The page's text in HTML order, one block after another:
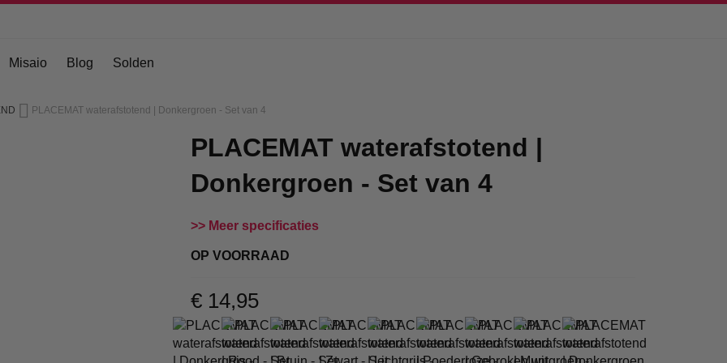
Misaio Blog Solden
PLACEMAT waterafstotend | Donkergroen - Set van 4
PLACEMAT waterafstotend |
Donkergroen - Set van 4
Meer specificaties
OP VOORRAAD
€ 14,95